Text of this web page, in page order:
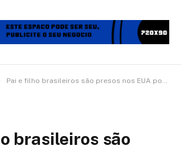
Pai e filho brasileiros são presos nos EUA por suposto esquema de tráfico de pessoas envolvendo restaurantes
brasileiros são